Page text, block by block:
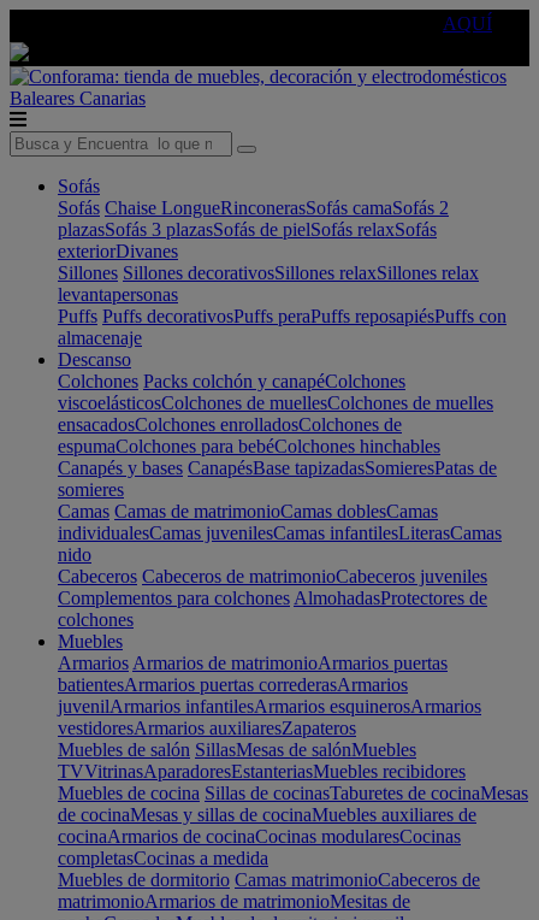
AQUÍ
Baleares Canarias
Sofás
Sofás Chaise LongueRinconerasSofás camaSofás 2
plazasSofás 3 plazasSofás de pielSofás relaxSofás
exteriorDivanes
Sillones Sillones decorativosSillones relaxSillones relax
levantapersonas
Puffs Puffs decorativosPuffs peraPuffs reposapiésPuffs con
almacenaje
Descanso
Colchones Packs colchón y canapéColchones
viscoelásticosColchones de muellesColchones de muelles
ensacadosColchones enrolladosColchones de
espumaColchones para bebéColchones hinchables
Canapés y bases CanapésBase tapizadasSomieresPatas de
somieres
Camas Camas de matrimonioCamas doblesCamas
individualesCamas juvenilesCamas infantilesLiterasCamas
nido
Cabeceros Cabeceros de matrimonioCabeceros juveniles
Complementos para colchones AlmohadasProtectores de
colchones
Muebles
Armarios Armarios de matrimonioArmarios puertas
batientesArmarios puertas correderasArmarios
juvenilArmarios infantilesArmarios esquinerosArmarios
vestidoresArmarios auxiliaresZapateros
Muebles de salón SillasMesas de salónMuebles
TVVitrinasAparadoresEstanteriasMuebles recibidores
Muebles de cocina Sillas de cocinasTaburetes de cocinaMesas
de cocinaMesas y sillas de cocinaMuebles auxiliares de
cocinaArmarios de cocinaCocinas modularesCocinas
completasCocinas a medida
Muebles de dormitorio Camas matrimonioCabeceros de
matrimonioArmarios de matrimonioMesitas de